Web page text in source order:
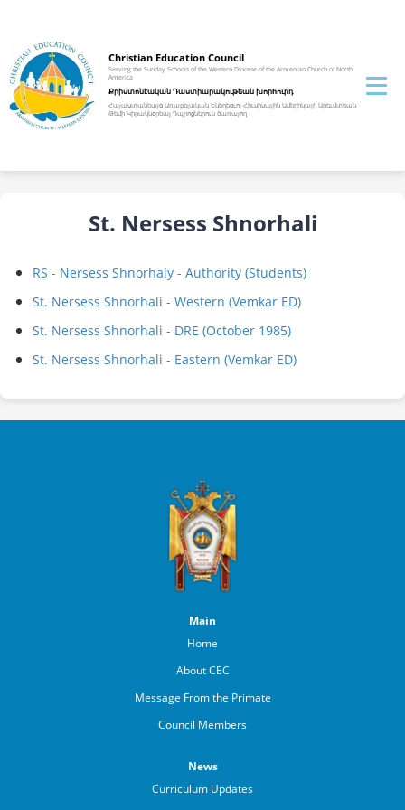
Christian Education Council
Serving the Sunday Schools of the Western Diocese of the Armenian Church of North
America
Քրիստոնէական Դաստիարակութեան խորhուրդ
Հայաստանեայց Առաքելական Եկեղեցւոյ Հիւսիսային Ամերիկայի Արեւմտեան
Թեմի Կիրակնօրեայ Դպրոցներուն ծառայող
St. Nersess Shnorhali
RS - Nersess Shnorhaly - Authority (Students)
St. Nersess Shnorhali - Western (Vemkar ED)
St. Nersess Shnorhali - DRE (October 1985)
St. Nersess Shnorhali - Eastern (Vemkar ED)
Main
Home
About CEC
Message From the Primate
Council Members
News
Curriculum Updates